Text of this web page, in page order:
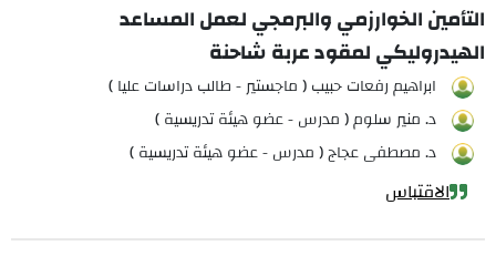
التأمين الخوارزمي والبرمجي لعمل المساعد
الهيدروليكي لمقود عربة شاحنة
ابراهيم رفعات حبيب ( ماجستير - طالب دراسات عليا )
د. منير سلوم ( مدرس - عضو هيئة تدريسية )
د. مصطفى عجاج ( مدرس - عضو هيئة تدريسية )
الاقتباس